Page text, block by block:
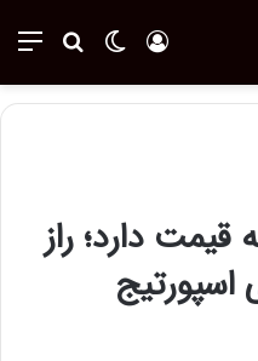
تغییر پوسته ورود
دارد؛ راز
اسپورتیج